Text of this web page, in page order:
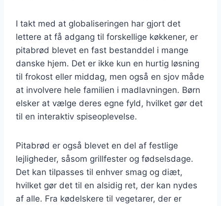
I takt med at globaliseringen har gjort det
lettere at få adgang til forskellige køkkener, er
pitabrød blevet en fast bestanddel i mange
danske hjem. Det er ikke kun en hurtig løsning
til frokost eller middag, men også en sjov måde
at involvere hele familien i madlavningen. Børn
elsker at vælge deres egne fyld, hvilket gør det
til en interaktiv spiseoplevelse.
Pitabrød er også blevet en del af festlige
lejligheder, såsom grillfester og fødselsdage.
Det kan tilpasses til enhver smag og diæt,
hvilket gør det til en alsidig ret, der kan nydes
af alle. Fra kødelskere til vegetarer, der er